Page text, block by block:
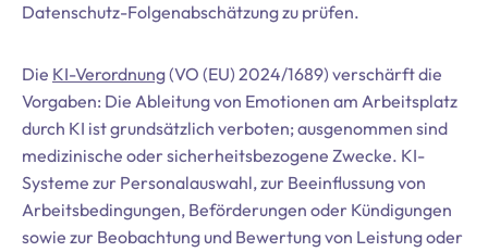
Datenschutz-Folgenabschätzung zu prüfen.
Die KI-Verordnung(VO (EU) 2024/1689) verschärft die
Vorgaben: Die Ableitung von Emotionen am Arbeitsplatz
durch KI ist grundsätzlich verboten; ausgenommen sind
medizinische oder sicherheitsbezogene Zwecke. KI-
Systeme zur Personalauswahl, zur Beeinflussung von
Arbeitsbedingungen, Beförderungen oder Kündigungen
sowie zur Beobachtung und Bewertung von Leistung oder